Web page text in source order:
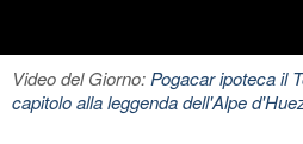
Video del Giorno:Pogacar ipoteca il
capitolo alla leggenda dell'Alpe